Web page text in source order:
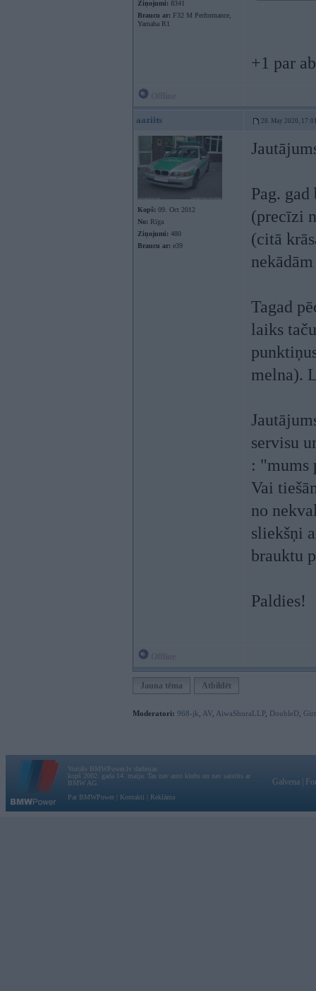
Ziņojumi: 8341
Braucu ar: F32 M Performance,
Yamaha R1
+1 par
aaziits 28. May 2020,
Kopš: 09. Oct 2012
No: Rīga
Ziņojumi: 480
Braucu ar: e39
Pag.
(precīzi
(citā
Tagad
laiks
melna).
servisu
: "mums
Vai
no
sliekšņi
brauktu
Paldies!
Jauna tēma Atbildēt
Moderatori: 968-jk AV AiwaShuraLLP, DoubleD
Vortāls BMWPower.lv darbojas
kopš 2002. gada 14. maija. Tas nav auto klubs un nav saistīts ar
BMW AG.
Par BMWPower
Kontakti Reklāma
Galvena